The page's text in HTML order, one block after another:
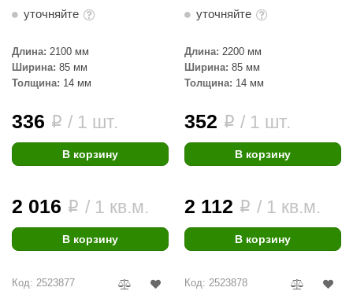
уточняйте
Длина: 2100 мм
Ширина: 85 мм
Толщина: 14 мм
336 i / 1 шт.
В корзину
2 016 i / 1 кв.м.
В корзину
уточняйте
Длина: 2200 мм
Ширина: 85 мм
Толщина: 14 мм
352 i / 1 шт.
В корзину
2 112 i / 1 кв.м.
В корзину
Код: 2523877 Код: 2523878